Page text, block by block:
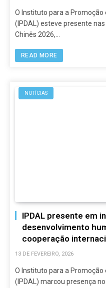
O Instituto para a Promoção
(IPDAL) esteve presente
Chinês 2026,…
READ MORE
NOTÍCIAS
IPDAL presente em
desenvolvimento
cooperação
13 DE FEVEREIRO, 2026
O Instituto para a Promoção
(IPDAL) marcou presença